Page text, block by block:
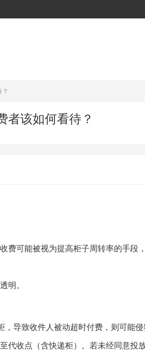
者该如何看待？
费可能被视为提高柜子周转率的手段
明。
导致收件人被动超时付费，则可能侵
代收点（含快递柜）。若未经同意投